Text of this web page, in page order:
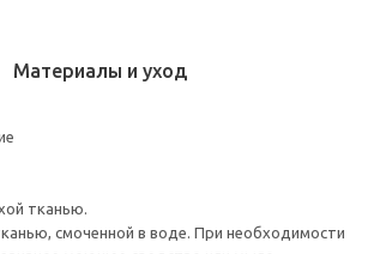
Материалы и уход
тканью.
смоченной в воде. При необходимости